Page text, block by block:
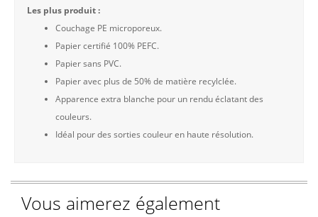
Les plus produit :
Couchage PE microporeux.
Papier certifié 100% PEFC.
Papier sans PVC.
Papier avec plus de 50% de matière recylclée.
Apparence extra blanche pour un rendu éclatant des
couleurs.
Idéal pour des sorties couleur en haute résolution.
Vous aimerez également